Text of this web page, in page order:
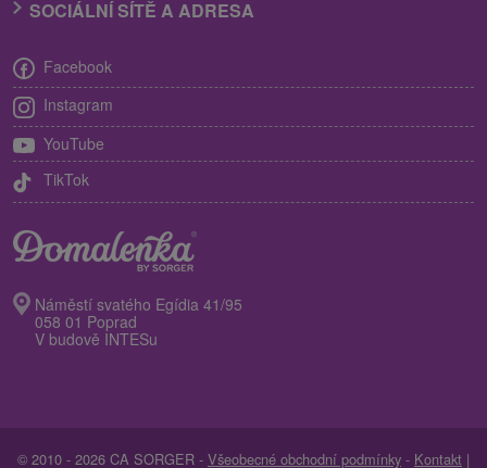
SOCIÁLNÍ SÍTĚ A ADRESA
Facebook
Instagram
YouTube
TikTok
Náměstí svatého Egídia 41/95
058 01 Poprad
V budově INTESu
© 2010 - 2026 CA SORGER - Všeobecné obchodní podmínky - Kontakt |